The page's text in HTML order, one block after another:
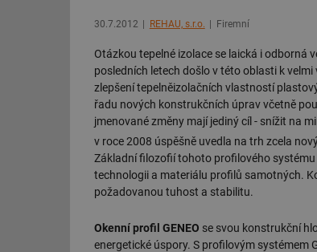
30.7.2012 REHAU, s.r.o. Firemní
Otázkou tepelné izolace se laická i odborná
posledních letech došlo v této oblasti k
zlepšení tepelněizolačních vlastností
řadu nových konstrukčních úprav včetně
jmenované změny mají jediný cíl - snížit na
v roce 2008 úspěšně uvedla na trh zcela
Základní filozofií tohoto profilového
technologii a materiálu profilů samotných.
požadovanou tuhost a stabilitu.
Okenní profil GENEO se svou konstrukční
energetické úspory. S profilovým systémem